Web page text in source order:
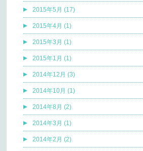
2015年5月 (17)
2015年4月 (1)
2015年3月 (1)
2015年1月 (1)
2014年12月 (3)
2014年10月 (1)
2014年8月 (2)
2014年3月 (1)
2014年2月 (2)